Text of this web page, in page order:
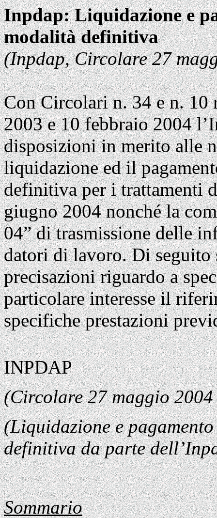
Inpdap: Liquidazione e
modalità definitiva
(Inpdap, Circolare 27
Con Circolari n. 34 e n. 10
2003 e 10 febbraio 2004
disposizioni in merito alle
liquidazione ed il
definitiva per i trattamenti
giugno 2004 nonché la
04” di trasmissione delle
datori di lavoro. Di
precisazioni riguardo a
particolare interesse il
specifiche prestazioni
INPDAP
(Circolare 27 maggio
(Liquidazione e
definitiva da parte
Sommario